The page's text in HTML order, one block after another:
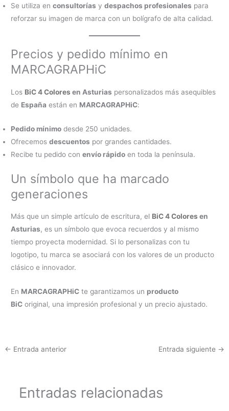
Se utiliza enconsultorías ydespachos profesionales para
reforzar su imagen de marca con un bolígrafo de alta calidad.
Precios y pedido mínimo en
MARCAGRAPHiC
Los BiC 4 Colores en Asturias personalizados más asequibles
de España están en MARCAGRAPHiC:
Pedido mínimo desde 250 unidades.
Ofrecemosdescuentos por grandes cantidades.
Recibe tu pedido conenvío rápido en toda la península.
Un símbolo que ha marcado
generaciones
Más que un simple artículo de escritura, el BiC 4 Colores en
Asturias, es un símbolo que evoca recuerdos y al mismo
tiempo proyecta modernidad. Si lo personalizas con tu
logotipo, tu marca se asociará con los valores de un producto
clásico e innovador.
En MARCAGRAPHiC te garantizamos un producto
BiC original, una impresión profesional y un precio ajustado.
← Entrada anterior Entrada siguiente →
Entradas relacionadas